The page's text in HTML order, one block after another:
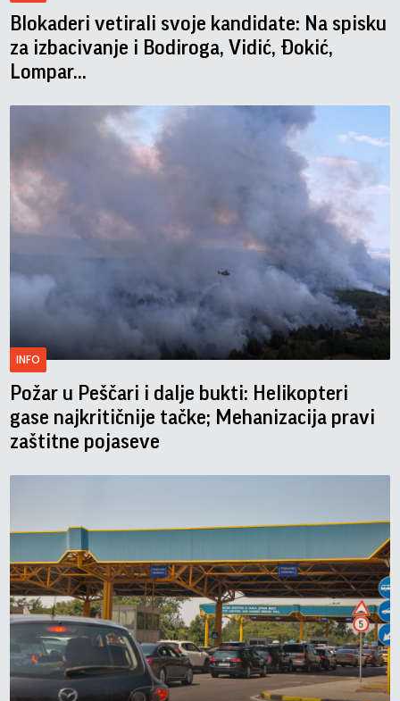
Blokaderi vetirali svoje kandidate: Na spisku
za izbacivanje i Bodiroga, Vidić, Đokić,
Lompar...
INFO
Požar u Peščari i dalje bukti: Helikopteri
gase najkritičnije tačke; Mehanizacija pravi
zaštitne pojaseve